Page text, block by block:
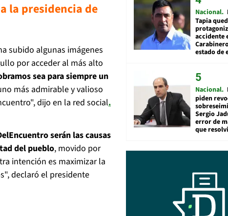
la presidencia de
subido algunas imágenes
por acceder al más alto
sea para siempre un
más admirable y valioso
dijo en la red social.
serán las causas
del pueblo, movido por
intención es maximizar la
declaró el presidente
Nacional
Tapia
accidente
estado de
Nacional
piden
Sergio
error de
que